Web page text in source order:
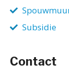
Subsidie
Contact